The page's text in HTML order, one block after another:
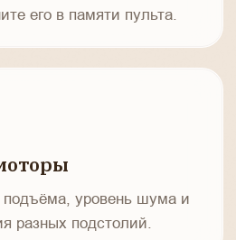
его в памяти пульта.
подъёма, уровень шума и
разных подстолий.